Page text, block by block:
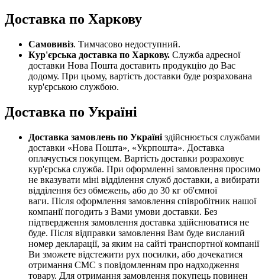
Доставка по Харкову
Самовивіз. Тимчасово недоступний.
Кур'єрська доставка по Харкову. Служба адресної
доставки Нова Пошта доставить продукцію до Вас
додому. При цьому, вартість доставки буде розрахована
кур'єрською службою.
Доставка по Україні
Доставка замовлень по Україні здійснюється службами
доставки «Нова Пошта», «Укрпошта». Доставка
оплачується покупцем. Вартість доставки розраховує
кур'єрська служба. При оформленні замовлення просимо
не вказувати міні відділення служб доставки, а вибирати
відділення без обмежень, або до 30 кг об'ємної
ваги. Після оформлення замовлення співробітник нашої
компанії погодить з Вами умови доставки. Без
підтвердження замовлення доставка здійснюватися не
буде. Після відправки замовлення Вам буде висланий
номер декларації, за яким на сайті транспортної компанії
Ви зможете відстежити рух посилки, або дочекатися
отримання СМС з повідомленням про надходження
товару. Для отримання замовлення покупець повинен